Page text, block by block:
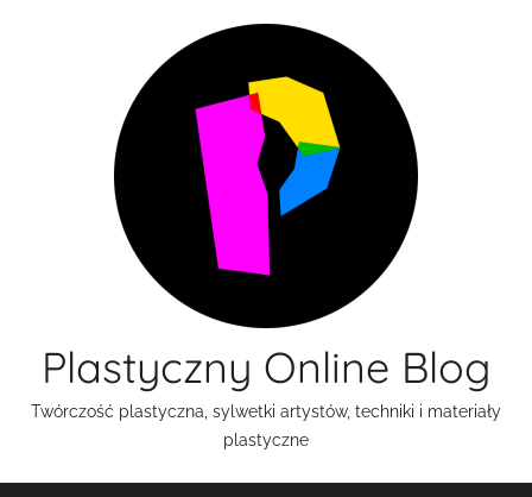
Plastyczny Online Blog
Twórczość plastyczna, sylwetki artystów, techniki i materiały
plastyczne